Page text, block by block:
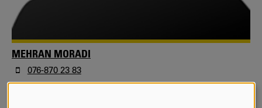
MEHRAN MORADI
076-870 23 83
mehran.moradi@kau.se